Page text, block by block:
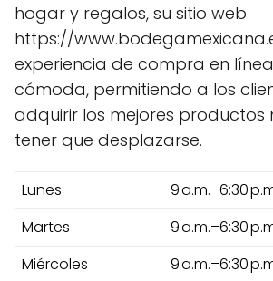
hogar y regalos, su sitio web
https://
experiencia de compra en
cómoda, permitiendo a los
adquirir los mejores productos
tener que desplazarse.
Lunes
9 a.m.–6:30
Martes
9 a.m.–6:30
Miércoles
9 a.m.–6:30